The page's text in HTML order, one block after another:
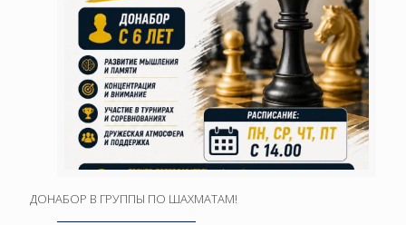
ДОНАБОР В ГРУППЫ ПО ШАХМАТАМ!